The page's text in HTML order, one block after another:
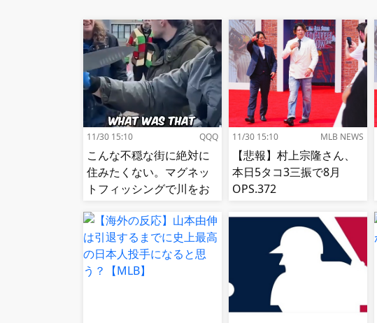
11/30 15:10 QQQ
こんな不穏な街に絶対に
住みたくない。マグネッ
トフィッシングで川をお
海外の反応
11/30 15:10 MLB NEWS
【悲報】村上宗隆さん、
本日5タコ3三振で8月
OPS.372